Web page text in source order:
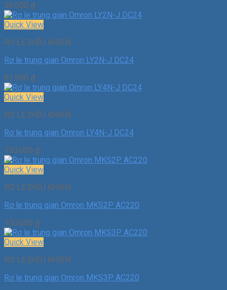
56.000 ₫
Quick View
RƠ LE ĐIỀU KHIỂN
Rơ le trung gian Omron LY2N-J DC24
81.000 ₫
Quick View
RƠ LE ĐIỀU KHIỂN
Rơ le trung gian Omron LY4N-J DC24
150.000 ₫
Quick View
RƠ LE ĐIỀU KHIỂN
Rơ le trung gian Omron MKS2P AC220
100.000 ₫
Quick View
RƠ LE ĐIỀU KHIỂN
Rơ le trung gian Omron MKS3P AC220